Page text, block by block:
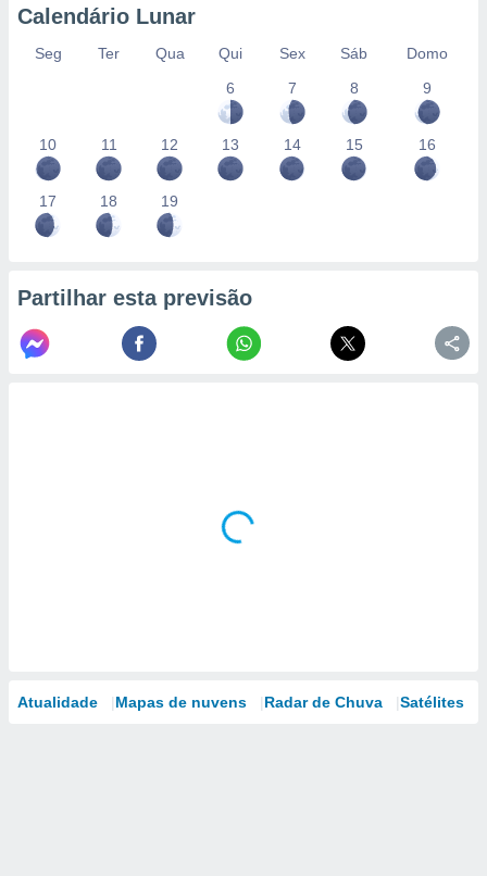
Calendário Lunar
Seg Ter Qua Qui Sex Sáb
Domo
6
7 8 9
10 11 12 13 14 15 16
17 18 19
Partilhar esta previsão
Atualidade Mapas de nuvens Radar de Chuva Satélites